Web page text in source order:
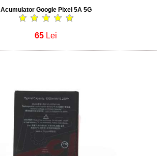
Acumulator Google Pixel 5A 5G
65 Lei